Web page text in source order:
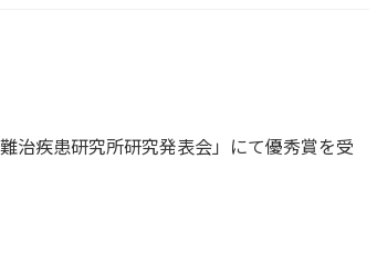
治疾患研究所研究発表会」にて優秀賞を受